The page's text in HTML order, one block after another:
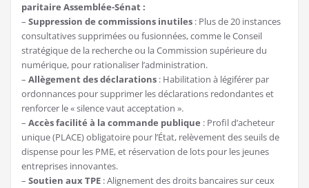
paritaire Assemblée-Sénat :
– Suppression de commissions inutiles : Plus de 20 instances
consultatives supprimées ou fusionnées, comme le Conseil
stratégique de la recherche ou la Commission supérieure du
numérique, pour rationaliser l’administration.
– Allègement des déclarations : Habilitation à légiférer par
ordonnances pour supprimer les déclarations redondantes et
renforcer le « silence vaut acceptation ».
– Accès facilité à la commande publique : Profil d’acheteur
unique (PLACE) obligatoire pour l’État, relèvement des seuils de
dispense pour les PME, et réservation de lots pour les jeunes
entreprises innovantes.
– Soutien aux TPE : Alignement des droits bancaires sur ceux